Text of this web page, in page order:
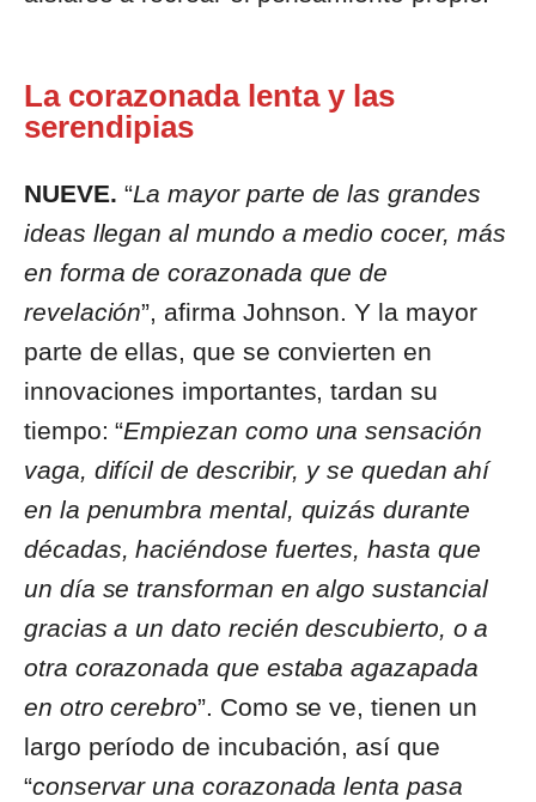
La corazonada lenta y las
serendipias
NUEVE. “La mayor parte de las grandes
ideas llegan al mundo a medio cocer, más
en forma de corazonada que de
revelación”, afirma Johnson. Y la mayor
parte de ellas, que se convierten en
innovaciones importantes, tardan su
tiempo: “Empiezan como una sensación
vaga, difícil de describir, y se quedan ahí
en la penumbra mental, quizás durante
décadas, haciéndose fuertes, hasta que
un día se transforman en algo sustancial
gracias a un dato recién descubierto, o a
otra corazonada que estaba agazapada
en otro cerebro”. Como se ve, tienen un
largo período de incubación, así que
“conservar una corazonada lenta pasa